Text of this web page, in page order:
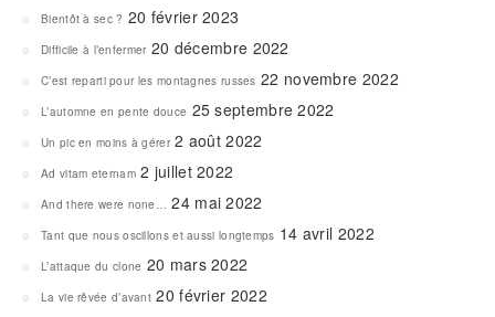
Bientôt à sec ? 20 février 2023
Difficile à l’enfermer 20 décembre 2022
C’est reparti pour les montagnes russes 22 novembre 2022
L’automne en pente douce 25 septembre 2022
Un pic en moins à gérer 2 août 2022
Ad vitam eternam 2 juillet 2022
And there were none… 24 mai 2022
Tant que nous oscillons et aussi longtemps 14 avril 2022
L’attaque du clone 20 mars 2022
La vie rêvée d’avant 20 février 2022